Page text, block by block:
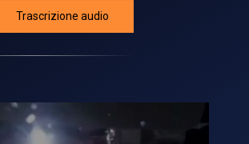
Trascrizione audio